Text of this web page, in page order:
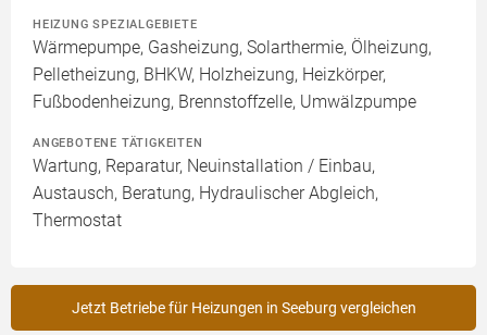
HEIZUNG SPEZIALGEBIETE
Wärmepumpe, Gasheizung, Solarthermie, Ölheizung,
Pelletheizung, BHKW, Holzheizung, Heizkörper,
Fußbodenheizung, Brennstoffzelle, Umwälzpumpe
ANGEBOTENE TÄTIGKEITEN
Wartung, Reparatur, Neuinstallation / Einbau,
Austausch, Beratung, Hydraulischer Abgleich,
Thermostat
Jetzt Betriebe für Heizungen in Seeburg vergleichen